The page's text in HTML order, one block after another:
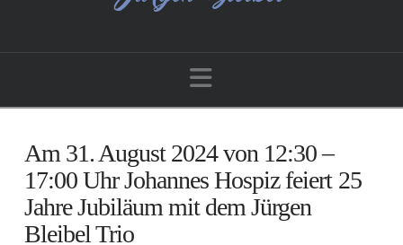
Navigation
Am 31. August 2024 von 12:30 –
17:00 Uhr Johannes Hospiz feiert 25
Jahre Jubiläum mit dem Jürgen
Bleibel Trio